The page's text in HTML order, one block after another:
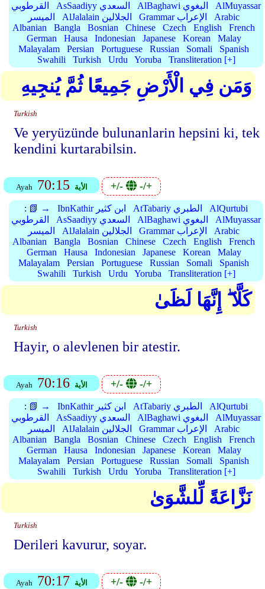
القرطوبي
AsSaadiyy السعدي AlBaghawi البغوي
AlMuyassar
الميسر
AlJalalain الجلالين Grammar الإعراب
Arabic
Albanian
Bangla Bosnian Chinese Czech English
French
German
Hausa Indonesian Japanese Korean
Malay
Malayalam
Persian Portuguese Russian Somali
Spanish
Swahili
Turkish Urdu Yoruba Transliteration [+]
وَمَن فِي الْأَرْضِ جَمِيعًا ثُمَّ يُنجِيهِ
Turkish
Ve yeryüzünde bulunanlarin hepsini ki, tek
kendini kurtarabilsin.
Ayah 70:15 الأية +/- -/+
: 📗 → IbnKathir ابن كثير AtTabariy الطبري
AlQurtubi
القرطوبي
AsSaadiyy السعدي AlBaghawi البغوي
AlMuyassar
الميسر
AlJalalain الجلالين Grammar الإعراب
Arabic
Albanian
Bangla Bosnian Chinese Czech English
French
German
Hausa Indonesian Japanese Korean
Malay
Malayalam
Persian Portuguese Russian Somali
Spanish
Swahili
Turkish Urdu Yoruba Transliteration [+]
كَلَّا ۖ إِنَّهَا لَظَىٰ
Turkish
Hayir, o alevlenen bir atestir.
Ayah 70:16 الأية +/- -/+
: 📗 → IbnKathir ابن كثير AtTabariy الطبري
AlQurtubi
القرطوبي
AsSaadiyy السعدي AlBaghawi البغوي
AlMuyassar
الميسر
AlJalalain الجلالين Grammar الإعراب
Arabic
Albanian
Bangla Bosnian Chinese Czech English
French
German
Hausa Indonesian Japanese Korean
Malay
Malayalam
Persian Portuguese Russian Somali
Spanish
Swahili
Turkish Urdu Yoruba Transliteration [+]
نَزَّاعَةً لِّلشَّوَىٰ
Turkish
Derileri kavurur, soyar.
Ayah 70:17 الأية +/- -/+